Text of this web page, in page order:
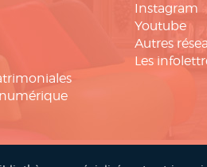
Instagram
Youtube
Autres
Les